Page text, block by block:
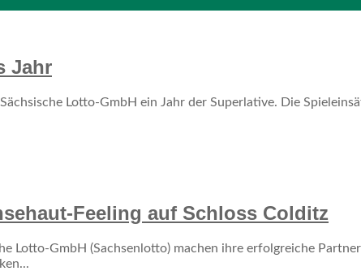
Jahr
Lotto-GmbH ein Jahr der Superlative. Die
Feeling auf Schloss Colditz
Lotto-GmbH (Sachsenlotto) machen ihre erfolgreiche